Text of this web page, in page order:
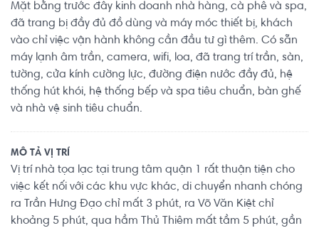
Mặt bằng trước đây kinh doanh nhà hàng, cà phê và spa,
đã trang bị đầy đủ đồ dùng và máy móc thiết bị, khách
vào chỉ việc vận hành không cần đầu tư gì thêm. Có sẵn
máy lạnh âm trần, camera, wifi, loa, đã trang trí trần, sàn,
tường, cửa kính cường lực, đường điện nước đầy đủ, hệ
thống hút khói, hệ thống bếp và spa tiêu chuẩn, bàn ghế
và nhà vệ sinh tiêu chuẩn.
MÔ TẢ VỊ TRÍ
Vị trí nhà tọa lạc tại trung tâm quận 1 rất thuận tiện cho
việc kết nối với các khu vực khác, di chuyển nhanh chóng
ra Trần Hưng Đạo chỉ mất 3 phút, ra Võ Văn Kiệt chỉ
khoảng 5 phút, qua hầm Thủ Thiêm mất tầm 5 phút, gần